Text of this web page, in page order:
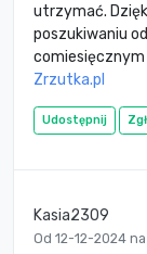
utrzymać.
poszukiwaniu
comiesięcznym
Zrzutka.pl
Udostępnij
Kasia2309
Od 12-12-2024